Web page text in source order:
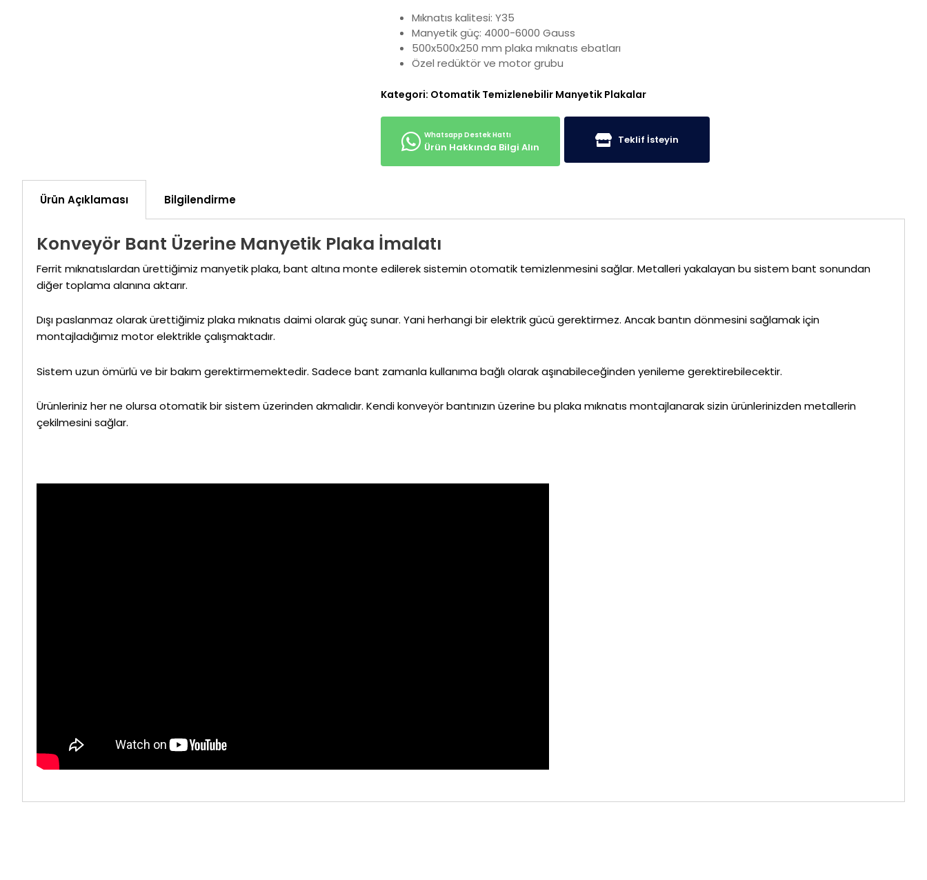
Mıknatıs kalitesi: Y35
Manyetik güç: 4000-6000 Gauss
500x500x250 mm plaka mıknatıs ebatları
Özel redüktör ve motor grubu
Kategori: Otomatik Temizlenebilir Manyetik Plakalar
Ürün Hakkında Bilgi Alın
Teklif İsteyin
Ürün Açıklaması Bilgilendirme
Konveyör Bant Üzerine Manyetik Plaka İmalatı
Ferrit mıknatıslardan ürettiğimiz manyetik plaka, bant altına monte edilerek sistemin otomatik temizlenmesini sağlar. Metalleri yakalayan bu sistem bant sonundan
diğer toplama alanına aktarır.
Dışı paslanmaz olarak ürettiğimiz plaka mıknatıs daimi olarak güç sunar. Yani herhangi bir elektrik gücü gerektirmez. Ancak bantın dönmesini sağlamak için
montajladığımız motor elektrikle çalışmaktadır.
Sistem uzun ömürlü ve bir bakım gerektirmemektedir. Sadece bant zamanla kullanıma bağlı olarak aşınabileceğinden yenileme gerektirebilecektir.
Ürünleriniz her ne olursa otomatik bir sistem üzerinden akmalıdır. Kendi konveyör bantınızın üzerine bu plaka mıknatıs montajlanarak sizin ürünlerinizden metallerin
çekilmesini sağlar.